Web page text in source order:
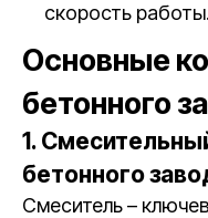
скорость работы.
Основные
бетонного
1.
бетонного
Смеситель –